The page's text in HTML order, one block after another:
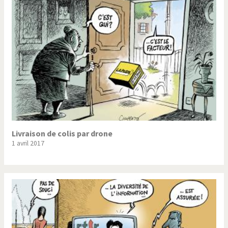
Trump II Un monde de foot
Vous avez dit "Islam"?
Livraison de colis par drone
1 avril 2017